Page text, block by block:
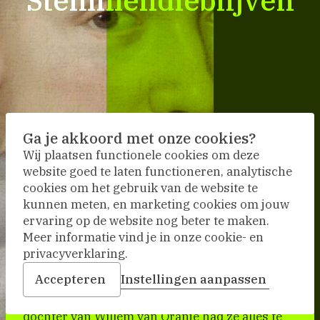
t
m
m
e
n
d
i
e
b
t
m
m
e
n
d
i
e
b
Swipe to navigate
Emilia van Nassau kiest haar eigen liefde. Als
dochter van Willem van Oranje had ze alles te
Ga je akkoord met onze cookies?
Wij plaatsen functionele cookies om deze
website goed te laten functioneren, analytische
cookies om het gebruik van de website te
kunnen meten, en marketing cookies om jouw
ervaring op de website nog beter te maken.
Meer informatie vind je in onze cookie- en
privacyverklaring.
Accepteren
Instellingen aanpassen